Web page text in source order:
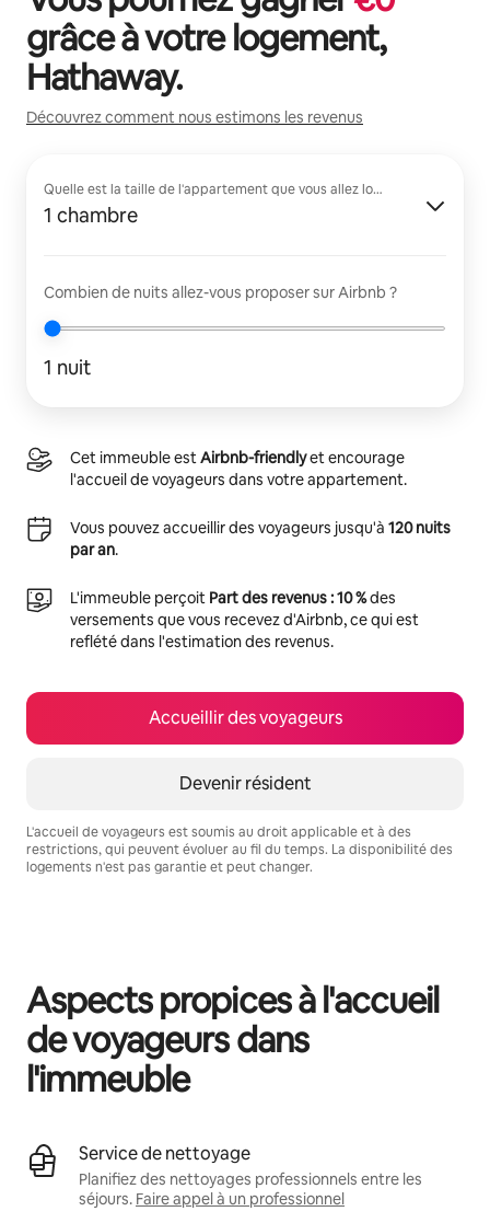
grâce à votre logement,
Hathaway.
Découvrez comment nous estimons les revenus
Quelle est la taille de l'appartement que vous allez louer ?
1 chambre
Combien de nuits allez-vous proposer sur Airbnb ?
1 nuit
Cet immeuble estAirbnb-friendlyet encourage
l'accueil de voyageurs dans votre appartement.
Vous pouvez accueillir des voyageurs jusqu'à 120 nuits
par an.
L'immeuble perçoit Part des revenus : 10 %des
versements que vous recevez d'Airbnb, ce qui est
reflété dans l'estimation des revenus.
Accueillir des voyageurs
Devenir résident
L'accueil de voyageurs est soumis au droit applicable et à des
restrictions, qui peuvent évoluer au fil du temps. La disponibilité des
logements n'est pas garantie et peut changer.
Aspects propices à l'accueil
de voyageurs dans
l'immeuble
Service de nettoyage
Planifiez des nettoyages professionnels entre les
séjours. Faire appel à un professionnel